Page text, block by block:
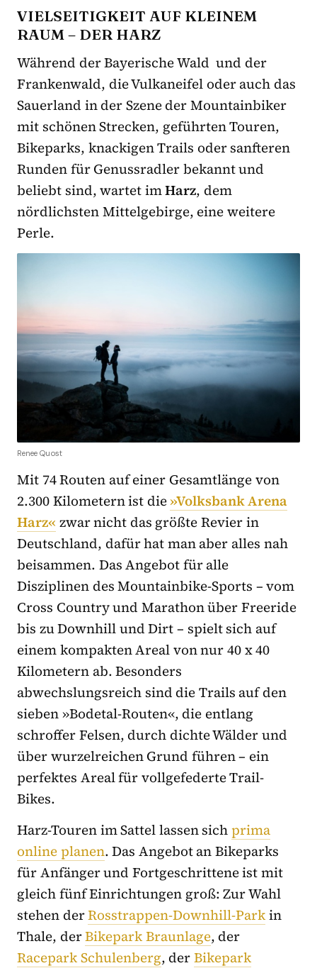
VIELSEITIGKEIT AUF KLEINEM
RAUM – DER HARZ
Während der Bayerische Wald und der
Frankenwald, die Vulkaneifel oder auch das
Sauerland in der Szene der Mountainbiker
mit schönen Strecken, geführten Touren,
Bikeparks, knackigen Trails oder sanfteren
Runden für Genussradler bekannt und
beliebt sind, wartet imHarz, dem
nördlichsten Mittelgebirge, eine weitere
Perle.
Renee Quost
Mit 74 Routen auf einer Gesamtlänge von
2.300 Kilometern ist die»Volksbank Arena
Harz« zwar nicht das größte Revier in
Deutschland, dafür hat man aber alles nah
beisammen. Das Angebot für alle
Disziplinen des Mountainbike-Sports – vom
Cross Country und Marathon über Freeride
bis zu Downhill und Dirt – spielt sich auf
einem kompakten Areal von nur 40 x 40
Kilometern ab. Besonders
abwechslungsreich sind die Trails auf den
sieben »Bodetal-Routen«, die entlang
schroffer Felsen, durch dichte Wälder und
über wurzelreichen Grund führen – ein
perfektes Areal für vollgefederte Trail-
Bikes.
Harz-Touren im Sattel lassen sichprima
online planen. Das Angebot an Bikeparks
für Anfänger und Fortgeschrittene ist mit
gleich fünf Einrichtungen groß: Zur Wahl
stehen derRosstrappen-Downhill-Parkin
Thale, derBikepark Braunlage, der
Racepark Schulenberg, derBikepark